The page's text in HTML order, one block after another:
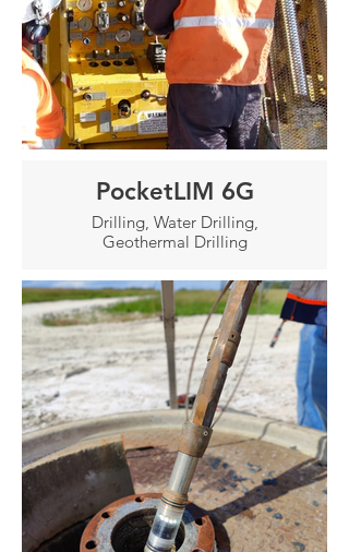
PocketLIM 6G
Drilling, Water Drilling,
Geothermal Drilling